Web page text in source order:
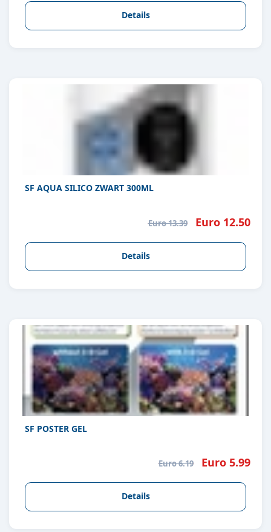
Details
SF AQUA SILICO ZWART 300ML
Euro 13.39 Euro 12.50
Details
SF POSTER GEL
Euro 6.19 Euro 5.99
Details